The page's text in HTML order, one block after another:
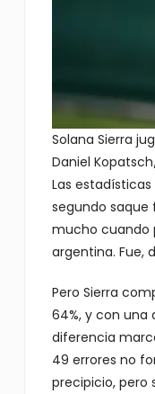
Solana Sierra
Daniel
Las
segundo saque
mucho cuando
argentina. Fue,
Pero Sierra
64%, y con una
diferencia
49 errores no
precipicio, pero